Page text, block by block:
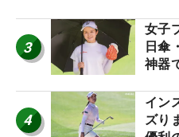
3
女子
日傘
神器
4
イン
ズり